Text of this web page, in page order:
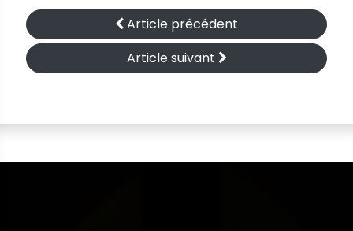
Article précédent
Article suivant